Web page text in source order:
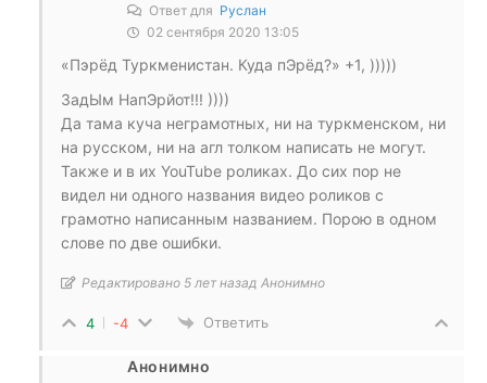
Ответ для Руслан
02 сентября 2020 13:05
«Пэрёд Туркменистан. Куда пЭрёд?» +1, )))))
ЗадЫм НапЭрйот!!! ))))
Да тама куча неграмотных, ни на туркменском, ни
на русском, ни на агл толком написать не могут.
Также и в их YouTube роликах. До сих пор не
видел ни одного названия видео роликов с
грамотно написанным названием. Порою в одном
слове по две ошибки.
Редактировано 5 лет назад Анонимно
4 -4 Ответить
Анонимно